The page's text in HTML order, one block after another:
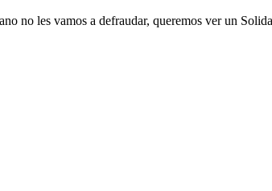
no les vamos a defraudar, queremos ver un